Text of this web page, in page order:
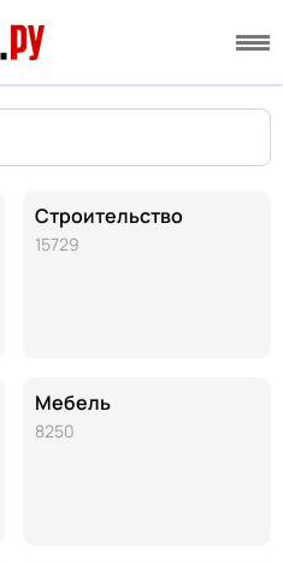
Строительство
15729
Мебель
8250